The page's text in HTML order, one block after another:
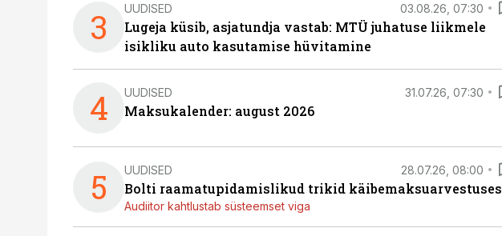
3 UUDISED 03.08.26, 07:30
Lugeja küsib, asjatundja vastab: MTÜ juhatuse liikmele
isikliku auto kasutamise hüvitamine
4 UUDISED 31.07.26, 07:30
Maksukalender: august 2026
5 UUDISED 28.07.26, 08:00
Bolti raamatupidamislikud trikid käibemaksuarvestuses
Audiitor kahtlustab süsteemset viga